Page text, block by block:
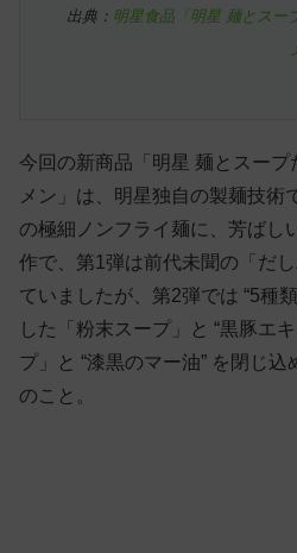
出典： 明星食品「明星 麺とスー
今回の新商品「明星 麺とスー
メン」は、明星独自の製麺技術
の極細ノンフライ麺に、芳ばし
作で、第1弾は前代未聞の「だ
ていましたが、第2弾では “5種
した「粉末スープ」と “黒豚エ
プ」と “漆黒のマー油” を閉じ
のこと。